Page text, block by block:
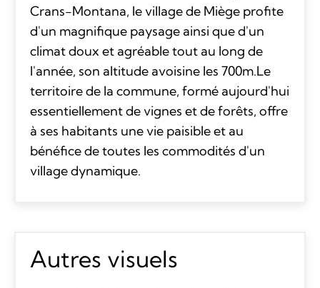
Crans-Montana, le village de Miège profite
d'un magnifique paysage ainsi que d'un
climat doux et agréable tout au long de
l'année, son altitude avoisine les 700m.Le
territoire de la commune, formé aujourd'hui
essentiellement de vignes et de forêts, offre
à ses habitants une vie paisible et au
bénéfice de toutes les commodités d'un
village dynamique.
Autres visuels